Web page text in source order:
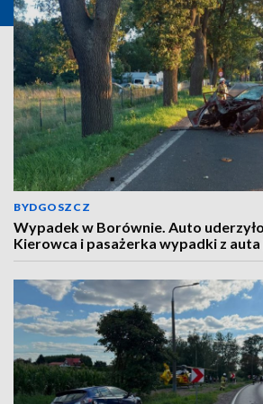
BYDGOSZCZ
Wypadek w Borównie. Auto
Kierowca i pasażerka wypadki z